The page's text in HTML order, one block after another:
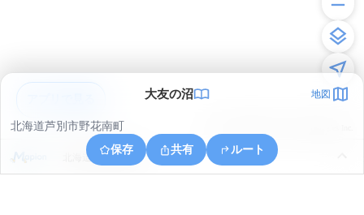
大友の沼 地図
北海道芦別市野花南町
保存
共有 ルート
北海道芦別市幌内